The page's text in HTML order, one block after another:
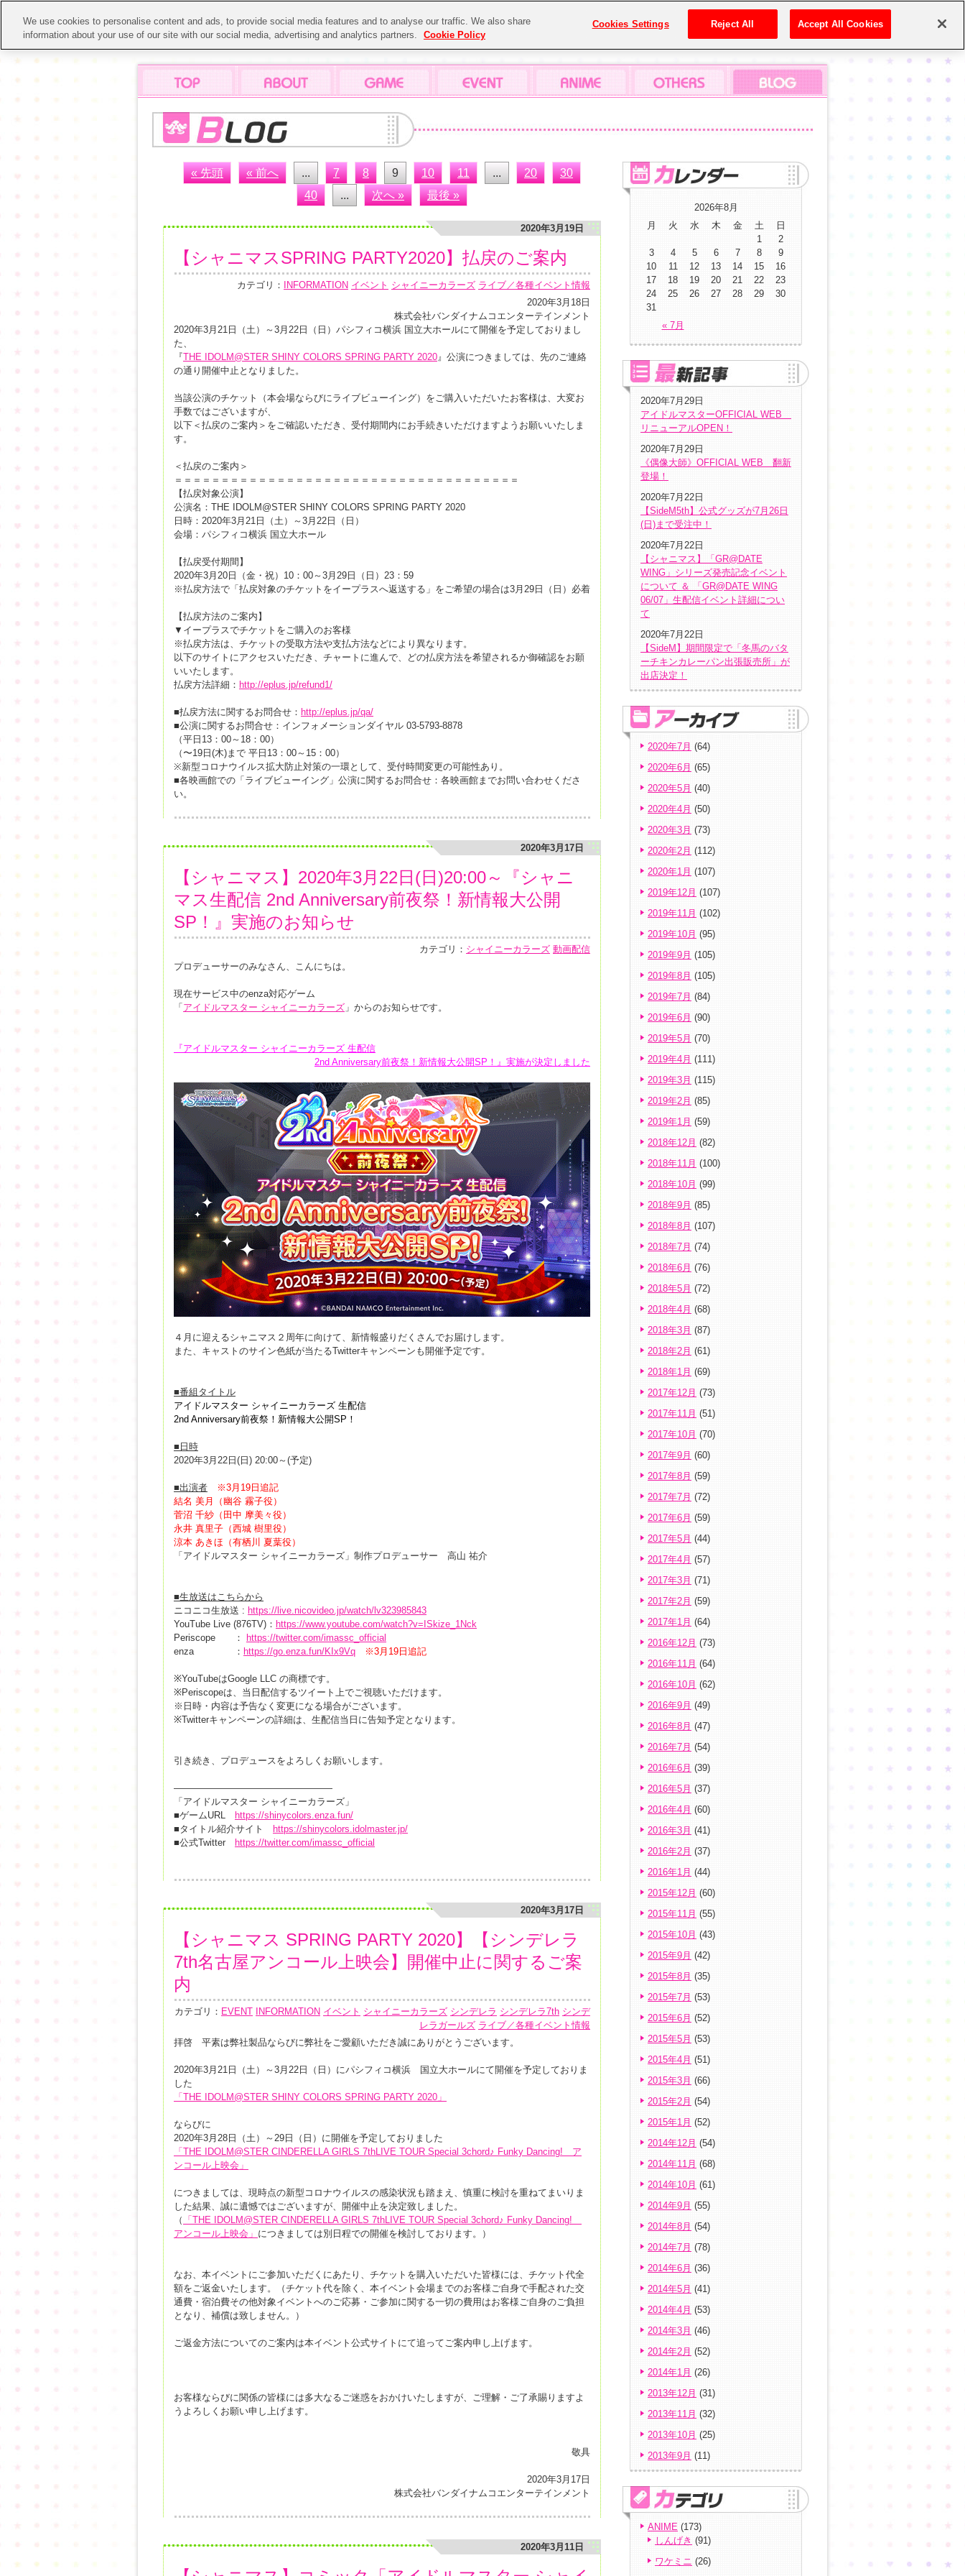
« 先頭 « 前へ ... 7 8 9 10 11 ... 20
30
40
... 次へ » 最後 »
2020年3月19日
【シャニマスSPRING PARTY2020】払戻のご案内
カテゴリ： INFORMATION イベント シャイニーカラーズ ライブ／各種イベント情報
2020年3月18日
株式会社バンダイナムコエンターテインメント
2020年3月21日（土）～3月22日（日）パシフィコ横浜 国立大ホールにて開催を予定しておりまし
た、
『THE IDOLM@STER SHINY COLORS SPRING PARTY 2020』公演につきましては、先のご連絡
の通り開催中止となりました。
当該公演のチケット（本会場ならびにライブビューイング）をご購入いただいたお客様は、大変お
手数ではございますが、
以下＜払戻のご案内＞をご確認いただき、受付期間内にお手続きいただけますようお願いいたしま
す。
＜払戻のご案内＞
＝＝＝＝＝＝＝＝＝＝＝＝＝＝＝＝＝＝＝＝＝＝＝＝＝＝＝＝＝＝＝＝＝＝＝＝＝
【払戻対象公演】
公演名：THE IDOLM@STER SHINY COLORS SPRING PARTY 2020
日時：2020年3月21日（土）～3月22日（日）
会場：パシフィコ横浜 国立大ホール
【払戻受付期間】
2020年3月20日（金・祝）10：00～3月29日（日）23：59
※払戻方法で「払戻対象のチケットをイープラスへ返送する」をご希望の場合は3月29日（日）必着
【払戻方法のご案内】
▼イープラスでチケットをご購入のお客様
※払戻方法は、チケットの受取方法や支払方法などにより異なります。
以下のサイトにアクセスいただき、チャートに進んで、どの払戻方法を希望されるか御確認をお願
いいたします。
払戻方法詳細： http://eplus.jp/refund1/
■払戻方法に関するお問合せ： http://eplus.jp/qa/
■公演に関するお問合せ：インフォメーションダイヤル 03-5793-8878
（平日13：00～18：00）
（〜19日(木)まで 平日13：00～15：00）
※新型コロナウイルス拡大防止対策の一環として、受付時間変更の可能性あり。
■各映画館での「ライブビューイング」公演に関するお問合せ：各映画館までお問い合わせくださ
い。
2020年3月17日
【シャニマス】2020年3月22日(日)20:00～『シャニ
マス生配信 2nd Anniversary前夜祭！新情報大公開
SP！』実施のお知らせ
カテゴリ： シャイニーカラーズ 動画配信
プロデューサーのみなさん、こんにちは。
現在サービス中のenza対応ゲーム
「 アイドルマスター シャイニーカラーズ 」からのお知らせです。
『アイドルマスター シャイニーカラーズ 生配信
2nd Anniversary前夜祭！新情報大公開SP！』実施が決定しました
４月に迎えるシャニマス２周年に向けて、新情報盛りだくさんでお届けします。
また、キャストのサイン色紙が当たるTwitterキャンペーンも開催予定です。
■番組タイトル
アイドルマスター シャイニーカラーズ 生配信
2nd Anniversary前夜祭！新情報大公開SP！
■日時
2020年3月22日(日) 20:00～(予定)
■出演者 ※3月19日追記
結名 美月（幽谷 霧子役）
菅沼 千紗（田中 摩美々役）
永井 真里子（西城 樹里役）
涼本 あきほ（有栖川 夏葉役）
「アイドルマスター シャイニーカラーズ」制作プロデューサー 高山 祐介
■生放送はこちらから
ニコニコ生放送 : https://live.nicovideo.jp/watch/lv323985843
YouTube Live (876TV)： https://www.youtube.com/watch?v=ISkize_1Nck
Periscope ：
https://twitter.com/imassc_official
enza ： https://go.enza.fun/KIx9Vq ※3月19日 追記
※YouTubeはGoogle LLC の商標です。
※Periscopeは、当日配信するツイート上でご視聴いただけます。
※日時・内容は予告なく変更になる場合がございます。
※Twitterキャンペーンの詳細は、生配信当日に告知予定となります。
引き続き、プロデュースをよろしくお願いします。
—————————————————
「アイドルマスター シャイニーカラーズ」
■ゲームURL
https://shinycolors.enza.fun/
■タイトル紹介サイト
https://shinycolors.idolmaster.jp/
■公式Twitter
https://twitter.com/imassc_official
2020年3月17日
【シャニマス SPRING PARTY 2020】【シンデレラ
7th名古屋アンコール上映会】開催中止に関するご案
内
カテゴリ： EVENT INFORMATION イベント シャイニーカラーズ シンデレラ シンデレラ7th シンデ
レラガールズ ライブ／各種イベント情報
拝啓 平素は弊社製品ならびに弊社をご愛顧いただき誠にありがとうございます。
2020年3月21日（土）～3月22日（日）にパシフィコ横浜 国立大ホールにて開催を予定しておりま
した
「THE IDOLM@STER SHINY COLORS SPRING PARTY 2020」
ならびに
2020年3月28日（土）～29日（日）に開催を予定しておりました
「THE IDOLM@STER CINDERELLA GIRLS 7thLIVE TOUR Special 3chord♪ Funky Dancing! ア
ンコール上映会」
につきましては、現時点の新型コロナウイルスの感染状況も踏まえ、慎重に検討を重ねてまいりま
した結果、誠に遺憾ではございますが、開催中止を決定致しました。
（ 「THE IDOLM@STER CINDERELLA GIRLS 7thLIVE TOUR Special 3chord♪ Funky Dancing!
アンコール上映会」 につきましては別日程での開催を検討しております。）
なお、本イベントにご参加いただくにあたり、チケットを購入いただいた皆様には、チケット代全
額をご返金いたします。（チケット代を除く、本イベント会場までのお客様ご自身で手配された交
通費・宿泊費その他対象イベントへのご応募・ご参加に関する一切の費用はお客様ご自身のご負担
となり、補償は致しません。）
ご返金方法についてのご案内は本イベント公式サイトにて追ってご案内申し上げます。
お客様ならびに関係の皆様には多大なるご迷惑をおかけいたしますが、ご理解・ご了承賜りますよ
うよろしくお願い申し上げます。
敬具
2020年3月17日
株式会社バンダイナムコエンターテインメント
2020年3月11日
2026年8月
月
火 水 木 金 土 日
« 7月
1
2
3
4 5 6 7 8
9
10
11 12 13 14 15
16
17
18 19 20 21 22
23
24
25 26 27 28 29
30
31
2020年7月29日
アイドルマスターOFFICIAL WEB
リニューアルOPEN！
2020年7月29日
《偶像大師》OFFICIAL WEB 翻新
登場！
2020年7月22日
【SideM5th】公式グッズが7月26日
(日)まで受注中！
2020年7月22日
【シャニマス】「GR@DATE
WING」シリーズ発売記念イベント
について ＆ 「GR@DATE WING
06/07」生配信イベント詳細につい
て
2020年7月22日
【SideM】期間限定で「冬馬のバタ
ーチキンカレーパン出張販売所」が
出店決定！
2020年7月 (64)
2020年6月 (65)
2020年5月 (40)
2020年4月 (50)
2020年3月 (73)
2020年2月 (112)
2020年1月 (107)
2019年12月 (107)
2019年11月 (102)
2019年10月 (95)
2019年9月 (105)
2019年8月 (105)
2019年7月 (84)
2019年6月 (90)
2019年5月 (70)
2019年4月 (111)
2019年3月 (115)
2019年2月 (85)
2019年1月 (59)
2018年12月 (82)
2018年11月 (100)
2018年10月 (99)
2018年9月 (85)
2018年8月 (107)
2018年7月 (74)
2018年6月 (76)
2018年5月 (72)
2018年4月 (68)
2018年3月 (87)
2018年2月 (61)
2018年1月 (69)
2017年12月 (73)
2017年11月 (51)
2017年10月 (70)
2017年9月 (60)
2017年8月 (59)
2017年7月 (72)
2017年6月 (59)
2017年5月 (44)
2017年4月 (57)
2017年3月 (71)
2017年2月 (59)
2017年1月 (64)
2016年12月 (73)
2016年11月 (64)
2016年10月 (62)
2016年9月 (49)
2016年8月 (47)
2016年7月 (54)
2016年6月 (39)
2016年5月 (37)
2016年4月 (60)
2016年3月 (41)
2016年2月 (37)
2016年1月 (44)
2015年12月 (60)
2015年11月 (55)
2015年10月 (43)
2015年9月 (42)
2015年8月 (35)
2015年7月 (53)
2015年6月 (52)
2015年5月 (53)
2015年4月 (51)
2015年3月 (66)
2015年2月 (54)
2015年1月 (52)
2014年12月 (54)
2014年11月 (68)
2014年10月 (61)
2014年9月 (55)
2014年8月 (54)
2014年7月 (78)
2014年6月 (36)
2014年5月 (41)
2014年4月 (53)
2014年3月 (46)
2014年2月 (52)
2014年1月 (26)
2013年12月 (31)
2013年11月 (32)
2013年10月 (25)
2013年9月 (11)
ANIME (173)
しんげき (91)
ワケミニ (26)
We use cookies to personalise content and ads, to provide social media features and to analyse our traffic. We also share
information about your use of our site with our social media, advertising and analytics partners.
Cookie Policy
Cookies Settings Reject All Accept All Cookies